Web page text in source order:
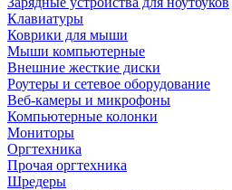
Клавиатуры
Коврики для мыши
Мыши компьютерные
Внешние жесткие диски
Роутеры и сетевое оборудование
Веб-камеры и микрофоны
Компьютерные колонки
Мониторы
Оргтехника
Прочая оргтехника
Шредеры